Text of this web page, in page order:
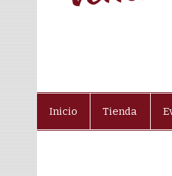
Inicio Tienda